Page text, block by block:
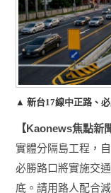
▲ 新台17線中正路、
【Kaonews焦點新
實體分隔島工程，自
必勝路口將實施交
底。請用路人配合